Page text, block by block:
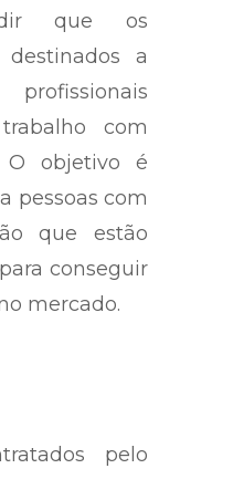
que os
destinados a
com
O objetivo é
pessoas com
que estão
conseguir
mercado.
pelo